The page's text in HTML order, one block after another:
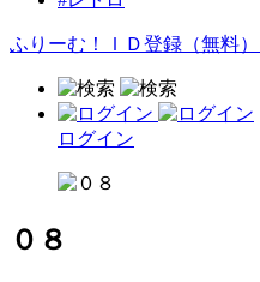
ふりーむ！ＩＤ登録（無料）
ログイン
０８